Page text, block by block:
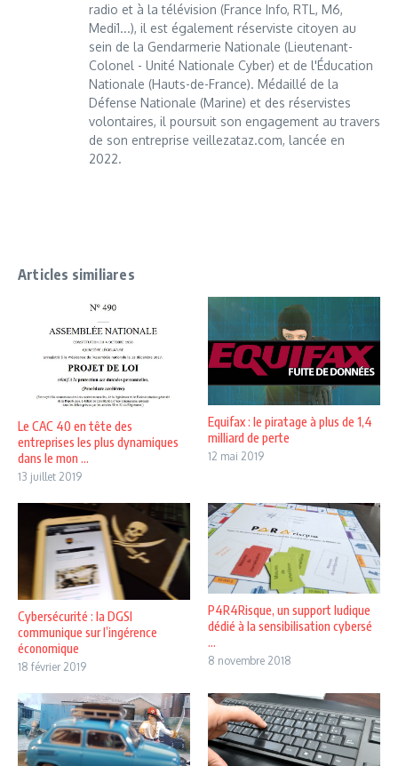
radio et à la télévision (France Info, RTL, M6,
Medi1...), il est également réserviste citoyen au
sein de la Gendarmerie Nationale (Lieutenant-
Colonel - Unité Nationale Cyber) et de l'Éducation
Nationale (Hauts-de-France). Médaillé de la
Défense Nationale (Marine) et des réservistes
volontaires, il poursuit son engagement au travers
de son entreprise veillezataz.com, lancée en
2022.
Articles similiares
Le CAC 40 en tête des
entreprises les plus dynamiques
dans le mon ...
13 juillet 2019
Equifax : le piratage à plus de 1,4
milliard de perte
12 mai 2019
Cybersécurité : la DGSI
communique sur l’ingérence
économique
18 février 2019
P4R4Risque, un support ludique
dédié à la sensibilisation cybersé
...
8 novembre 2018